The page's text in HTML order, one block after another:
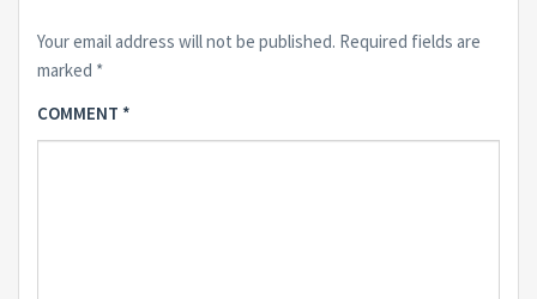
Your email address will not be published. Required fields are
marked *
COMMENT *